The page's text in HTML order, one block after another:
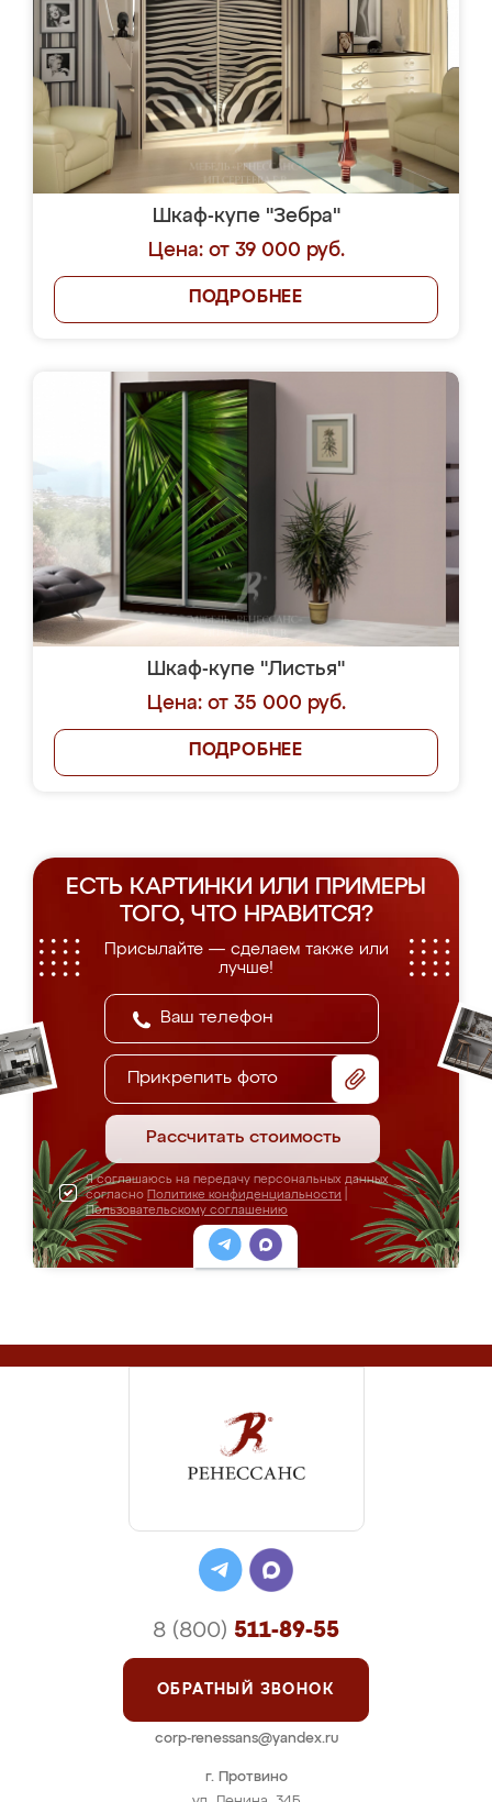
Шкаф-купе "Зебра"
Цена: от 39 000 руб.
ПОДРОБНЕЕ
Шкаф-купе "Листья"
Цена: от 35 000 руб.
ПОДРОБНЕЕ
ЕСТЬ КАРТИНКИ ИЛИ ПРИМЕРЫ
ТОГО, ЧТО НРАВИТСЯ?
Присылайте — сделаем также или
лучше!
Прикрепить фото
Рассчитать стоимость
Я соглашаюсь на передачу персональных данных
согласно Политике конфиденциальности
Пользовательскому соглашению
г. Протвино
8 (800) 511-89-55
ОБРАТНЫЙ ЗВОНОК
corp-renessans@yandex.ru